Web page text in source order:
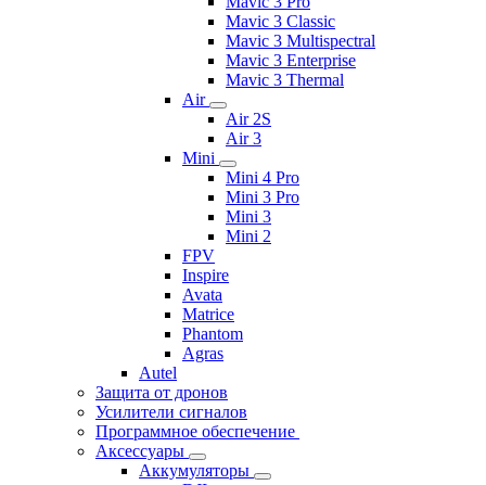
Mavic 3 Classic
Mavic 3 Multispectral
Mavic 3 Enterprise
Mavic 3 Thermal
Air
Air 2S
Air 3
Mini
Mini 4 Pro
Mini 3 Pro
Mini 3
Mini 2
FPV
Inspire
Avata
Matrice
Phantom
Agras
Autel
Защита от дронов
Усилители сигналов
Программное обеспечение
Аксессуары
Аккумуляторы